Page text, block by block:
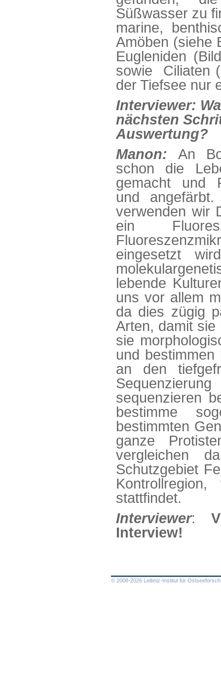
Süßwasser zu
marine,
Amöben (siehe
Eugleniden
sowie Ciliaten
der Tiefsee nur
Interviewer:
nächsten
Auswertung?
Manon:An
schon die
gemacht und
und
verwenden wir
ein
eingesetzt
lebende
uns vor allem
da dies zügig
Arten, damit sie
sie
und
an den
sequenzieren
bestimme
bestimmten
ganze
vergleichen
Schutzgebiet
stattfindet.
Interviewer:
Interview!
© 2008-2026 Leibniz-Institut für